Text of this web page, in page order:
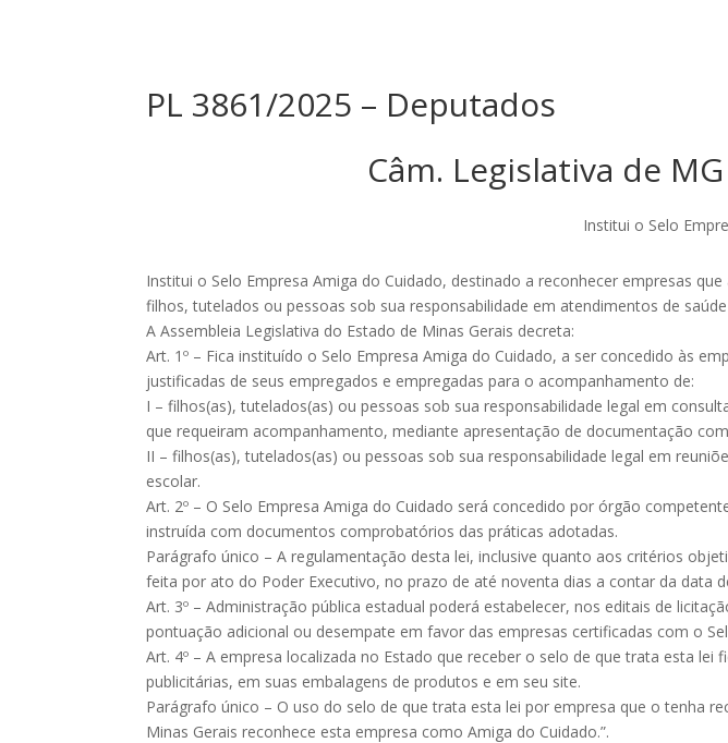
PL 3861/2025 – Deputados
Câm. Legislativa de
Institui o Selo
Institui o Selo Empresa Amiga do Cuidado, destinado a reconhecer empresas
filhos, tutelados ou pessoas sob sua responsabilidade em atendimentos de
A Assembleia Legislativa do Estado de Minas Gerais decreta:
Art. 1º – Fica instituído o Selo Empresa Amiga do Cuidado, a ser concedido às
justificadas de seus empregados e empregadas para o acompanhamento de:
I – filhos(as), tutelados(as) ou pessoas sob sua responsabilidade legal em
que requeiram acompanhamento, mediante apresentação de documentação
II – filhos(as), tutelados(as) ou pessoas sob sua responsabilidade legal em
escolar.
Art. 2º – O Selo Empresa Amiga do Cuidado será concedido por órgão
instruída com documentos comprobatórios das práticas adotadas.
Parágrafo único – A regulamentação desta lei, inclusive quanto aos critérios
feita por ato do Poder Executivo, no prazo de até noventa dias a contar da data
Art. 3º – Administração pública estadual poderá estabelecer, nos editais de
pontuação adicional ou desempate em favor das empresas certificadas com o
Art. 4º – A empresa localizada no Estado que receber o selo de que trata esta
publicitárias, em suas embalagens de produtos e em seu site.
Parágrafo único – O uso do selo de que trata esta lei por empresa que o tenha
Minas Gerais reconhece esta empresa como Amiga do Cuidado.”.